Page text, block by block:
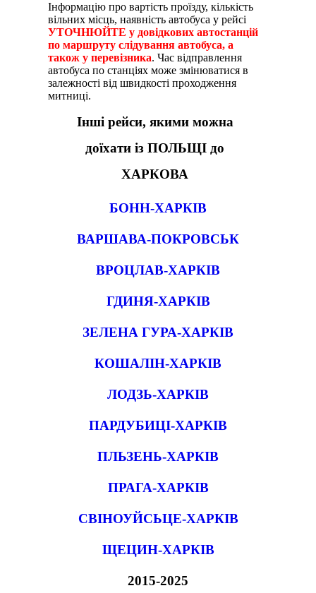
Інформацію про вартість проїзду, кількість
вільних місць, наявність автобуса у рейсі
УТОЧНЮЙТЕ у довідкових автостанцій
по маршруту слідування автобуса, а
також у перевізника. Час відправлення
автобуса по станціях може змінюватися в
залежності від швидкості проходження
митниці.
Інші рейси, якими можна
доїхати із ПОЛЬЩІ до
ХАРКОВА
БОНН-ХАРКІВ
ВАРШАВА-ПОКРОВСЬК
ВРОЦЛАВ-ХАРКІВ
ГДИНЯ-ХАРКІВ
ЗЕЛЕНА ГУРА-ХАРКІВ
КОШАЛІН-ХАРКІВ
ЛОДЗЬ-ХАРКІВ
ПАРДУБИЦІ-ХАРКІВ
ПЛЬЗЕНЬ-ХАРКІВ
ПРАГА-ХАРКІВ
СВІНОУЙСЬЦЕ-ХАРКІВ
ЩЕЦИН-ХАРКІВ
2015-2025